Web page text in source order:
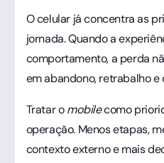
O celular já concentra as
jornada. Quando a
comportamento, a perda
em abandono, retrabalho e
Tratar omobilecomo
operação. Menos etapas,
contexto externo e mais